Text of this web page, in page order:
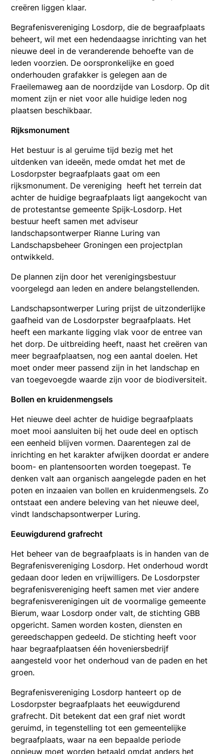
creëren liggen klaar.
Begrafenisvereniging Losdorp, die de begraafplaats
beheert, wil met een hedendaagse inrichting van het
nieuwe deel in de veranderende behoefte van de
leden voorzien. De oorspronkelijke en goed
onderhouden grafakker is gelegen aan de
Fraeilemaweg aan de noordzijde van Losdorp. Op dit
moment zijn er niet voor alle huidige leden nog
plaatsen beschikbaar.
Rijksmonument
Het bestuur is al geruime tijd bezig met het
uitdenken van ideeën, mede omdat het met de
Losdorpster begraafplaats gaat om een
rijksmonument. De vereniging heeft het terrein dat
achter de huidige begraafplaats ligt aangekocht van
de protestantse gemeente Spijk-Losdorp. Het
bestuur heeft samen met adviseur
landschapsontwerper Rianne Luring van
Landschapsbeheer Groningen een projectplan
ontwikkeld.
De plannen zijn door het verenigingsbestuur
voorgelegd aan leden en andere belangstellenden.
Landschapsontwerper Luring prijst de uitzonderlijke
gaafheid van de Losdorpster begraafplaats. Het
heeft een markante ligging vlak voor de entree van
het dorp. De uitbreiding heeft, naast het creëren van
meer begraafplaatsen, nog een aantal doelen. Het
moet onder meer passend zijn in het landschap en
van toegevoegde waarde zijn voor de biodiversiteit.
Bollen en kruidenmengsels
Het nieuwe deel achter de huidige begraafplaats
moet mooi aansluiten bij het oude deel en optisch
een eenheid blijven vormen. Daarentegen zal de
inrichting en het karakter afwijken doordat er andere
boom- en plantensoorten worden toegepast. Te
denken valt aan organisch aangelegde paden en het
poten en inzaaien van bollen en kruidenmengsels. Zo
ontstaat een andere beleving van het nieuwe deel,
vindt landschapsontwerper Luring.
Eeuwigdurend grafrecht
Het beheer van de begraafplaats is in handen van de
Begrafenisvereniging Losdorp. Het onderhoud wordt
gedaan door leden en vrijwilligers. De Losdorpster
begrafenisvereniging heeft samen met vier andere
begrafenisverenigingen uit de voormalige gemeente
Bierum, waar Losdorp onder valt, de stichting GBB
opgericht. Samen worden kosten, diensten en
gereedschappen gedeeld. De stichting heeft voor
haar begraafplaatsen één hoveniersbedrijf
aangesteld voor het onderhoud van de paden en het
groen.
Begrafenisvereniging Losdorp hanteert op de
Losdorpster begraafplaats het eeuwigdurend
grafrecht. Dit betekent dat een graf niet wordt
geruimd, in tegenstelling tot een gemeentelijke
begraafplaats, waar na een bepaalde periode
opnieuw moet worden betaald omdat anders het